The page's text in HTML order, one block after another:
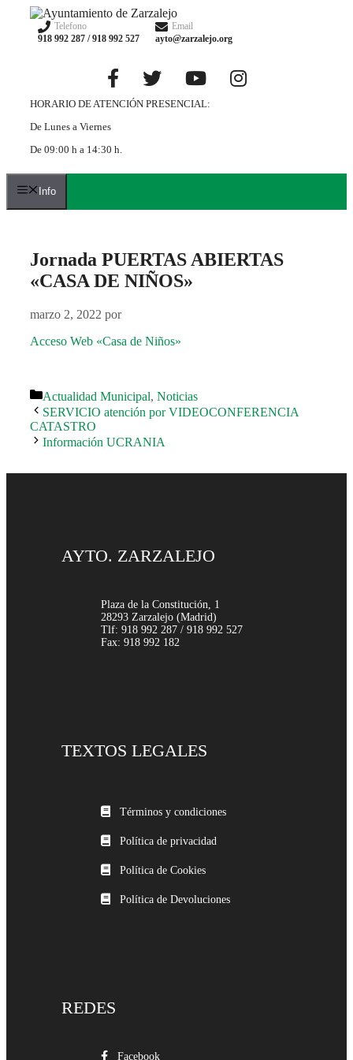
Saltar
contenido
Telefono
918 992 287 / 918 992 527
Email
ayto@zarzalejo.org
HORARIO DE ATENCIÓN PRESENCIAL:
De Lunes a Viernes
De 09:00 h a 14:30 h.
Info
Jornada PUERTAS ABIERTAS
«CASA DE NIÑOS»
marzo 2, 2022 por
Acceso Web «Casa de Niños»
Categorías
Actualidad Municipal, Noticias
SERVICIO atención por VIDEOCONFERENCIA
CATASTRO
Información UCRANIA
AYTO. ZARZALEJO
Plaza de la Constitución, 1
28293 Zarzalejo (Madrid)
Tlf: 918 992 287 / 918 992 527
Fax: 918 992 182
TEXTOS LEGALES
Términos y condiciones
Política de privacidad
Política de Cookies
Política de Devoluciones
REDES
Facebook